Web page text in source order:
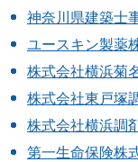
神奈川県建築士
ユースキン製薬
株式会社横浜菊
株式会社東戸塚
株式会社横浜調
第一生命保険株